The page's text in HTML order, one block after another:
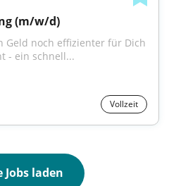
(m/w/d)
Geld noch effizienter für Dich
- ein schnell...
Vollzeit
Jobs laden